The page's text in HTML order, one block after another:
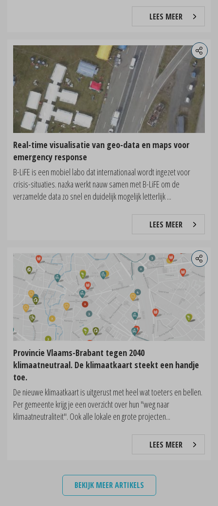
LEES MEER
Real-time visualisatie van geo-data en maps voor
emergency response
B-LiFE is een mobiel labo dat internationaal wordt ingezet voor
crisis-situaties. nazka werkt nauw samen met B-LiFE om de
verzamelde data zo snel en duidelijk mogelijk letterlijk ...
LEES MEER
Provincie Vlaams-Brabant tegen 2040
klimaatneutraal. De klimaatkaart steekt een handje
toe.
De nieuwe klimaatkaart is uitgerust met heel wat toeters en bellen.
Per gemeente krijg je een overzicht over hun "weg naar
klimaatneutraliteit". Ook alle lokale en grote projecten...
LEES MEER
BEKIJK MEER ARTIKELS